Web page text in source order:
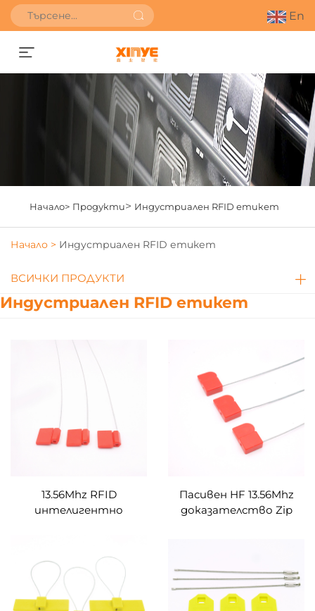
En
Получете оферта
Начало> Продукти> Индустриален RFID етикет
Начало > Индустриален RFID етикет
ВСИЧКИ ПРОДУКТИ
Индустриален RFID етикет
13.56Mhz RFID
интелигентно
Чип Водомер
Цистерна Камион
Оловно уплътнение
Етикет за кабелна
Пасивен HF 13.56Mhz
доказателство Zip
Пломба Етикет
етикет